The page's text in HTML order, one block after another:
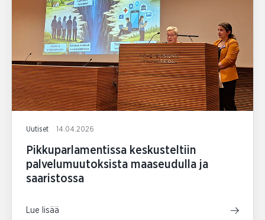
Uutiset 14.04.2026
Pikkuparlamentissa keskusteltiin
palvelumuutoksista maaseudulla ja
saaristossa
Lue lisää